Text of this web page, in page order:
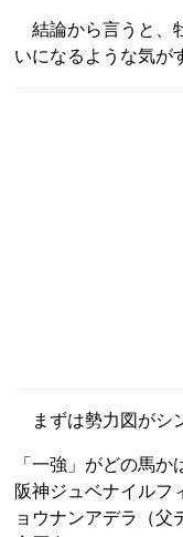
結論から言うと、
いになるような気が
まずは勢力図がシ
「一強」がどの馬
阪神ジュベナイルフ
ョウナンアデラ（父